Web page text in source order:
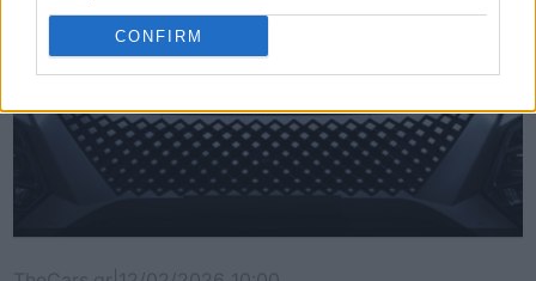
CONFIRM